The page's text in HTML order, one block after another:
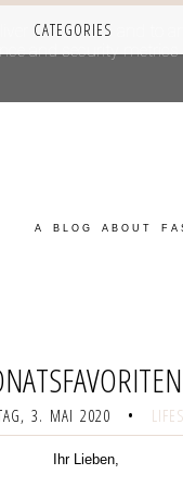
CATEGORIES
A BLOG ABOUT
3. MAI 2020 •
Ihr Lieben,
its services and to
and security